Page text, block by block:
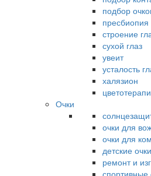
подбор
пресбиопия
строение
сухой глаз
увеит
усталость
халязион
Очки
очки для
очки для
детские очки
ремонт и